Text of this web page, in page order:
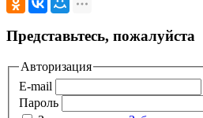
Представьтесь, пожалуйста
Авторизация
E-mail
Пароль